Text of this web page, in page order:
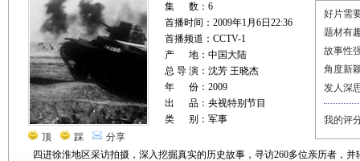
顶 踩 分享
集 数：6
首播时间：2009年1月6日22:36
首播频道：CCTV-1
产 地：中国大陆
总 导 演：沈芳 王晓杰
年 份：2009
出 品：央视特别节目
类 别：军事
四进徐淮地区采访拍摄，深入挖掘真实的历史故事，寻访260多位亲历者，
好片需
题材有
故事性
角度新
发人深
我的评